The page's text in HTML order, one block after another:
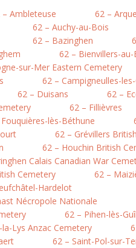
– Ambleteuse
62 –
62 – Auchy-au-Bois
62 – Bazinghen
62 – Bienvillers-
sur-Mer Eastern Cemetery
62 – Campigneulles-
62 – Duisans 62 –
62 – Fillièvres
lès-Béthune
62 – Grévillers
62 – Houchin British
Calais Canadian War
Cemetery 62 –
Hardelot
Nécropole Nationale
62 – Pihen-lès-
Lys Anzac Cemetery
62 – Saint-Pol-sur-